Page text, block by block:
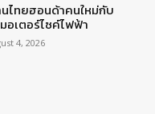
ไทยฮอนด้าคนใหม่กับ
อเตอร์ไซค์ไฟฟ้า
4, 2026